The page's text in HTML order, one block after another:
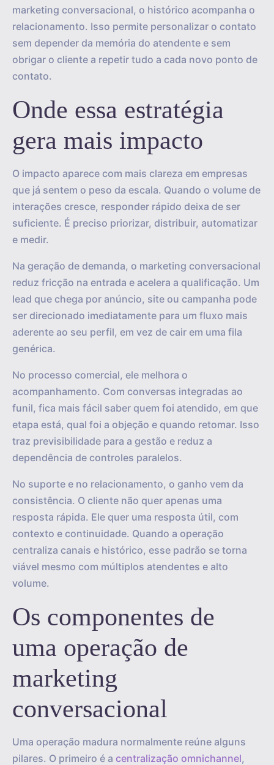
marketing conversacional, o histórico acompanha o
relacionamento. Isso permite personalizar o contato
sem depender da memória do atendente e sem
obrigar o cliente a repetir tudo a cada novo ponto de
contato.
Onde essa estratégia
gera mais impacto
O impacto aparece com mais clareza em empresas
que já sentem o peso da escala. Quando o volume de
interações cresce, responder rápido deixa de ser
suficiente. É preciso priorizar, distribuir, automatizar
e medir.
Na geração de demanda, o marketing conversacional
reduz fricção na entrada e acelera a qualificação. Um
lead que chega por anúncio, site ou campanha pode
ser direcionado imediatamente para um fluxo mais
aderente ao seu perfil, em vez de cair em uma fila
genérica.
No processo comercial, ele melhora o
acompanhamento. Com conversas integradas ao
funil, fica mais fácil saber quem foi atendido, em que
etapa está, qual foi a objeção e quando retomar. Isso
traz previsibilidade para a gestão e reduz a
dependência de controles paralelos.
No suporte e no relacionamento, o ganho vem da
consistência. O cliente não quer apenas uma
resposta rápida. Ele quer uma resposta útil, com
contexto e continuidade. Quando a operação
centraliza canais e histórico, esse padrão se torna
viável mesmo com múltiplos atendentes e alto
volume.
Os componentes de
uma operação de
marketing
conversacional
Uma operação madura normalmente reúne alguns
pilares. O primeiro é a centralização omnichannel,